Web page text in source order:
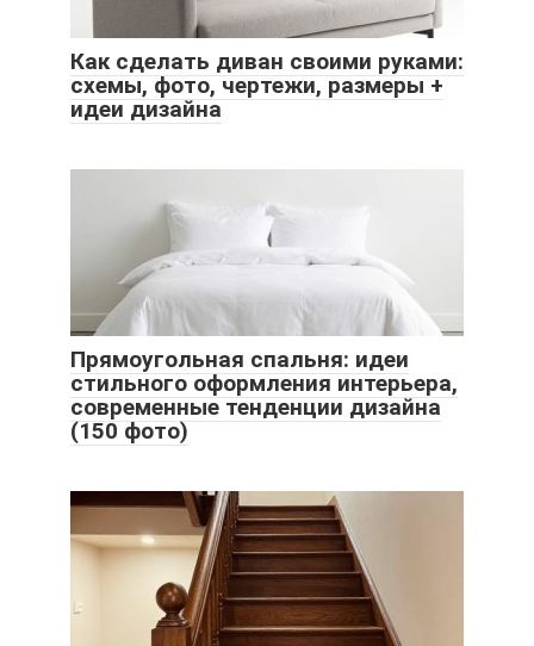
Как сделать диван своими руками:
схемы, фото, чертежи, размеры +
идеи дизайна
Прямоугольная спальня: идеи
стильного оформления интерьера,
современные тенденции дизайна
(150 фото)